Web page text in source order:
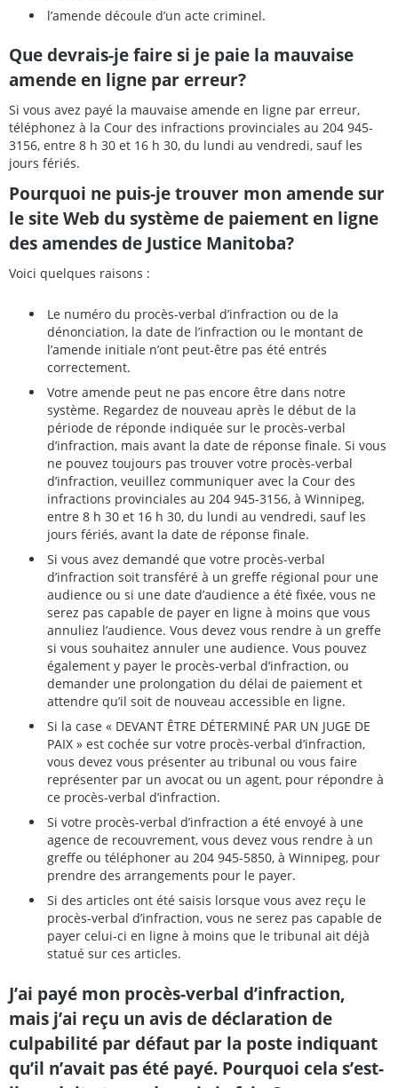
l’amende découle d’un acte criminel.
Que devrais-je faire si je paie la mauvaise
amende en ligne par erreur?
Si vous avez payé la mauvaise amende en ligne par erreur,
téléphonez à la Cour des infractions provinciales au 204 945-
3156, entre 8 h 30 et 16 h 30, du lundi au vendredi, sauf les
jours fériés.
Pourquoi ne puis-je trouver mon amende sur
le site Web du système de paiement en ligne
des amendes de Justice Manitoba?
Voici quelques raisons :
Le numéro du procès-verbal d’infraction ou de la
dénonciation, la date de l’infraction ou le montant de
l’amende initiale n’ont peut-être pas été entrés
correctement.
Votre amende peut ne pas encore être dans notre
système. Regardez de nouveau après le début de la
période de réponde indiquée sur le procès-verbal
d’infraction, mais avant la date de réponse finale. Si vous
ne pouvez toujours pas trouver votre procès-verbal
d’infraction, veuillez communiquer avec la Cour des
infractions provinciales au 204 945-3156, à Winnipeg,
entre 8 h 30 et 16 h 30, du lundi au vendredi, sauf les
jours fériés, avant la date de réponse finale.
Si vous avez demandé que votre procès-verbal
d’infraction soit transféré à un greffe régional pour une
audience ou si une date d’audience a été fixée, vous ne
serez pas capable de payer en ligne à moins que vous
annuliez l’audience. Vous devez vous rendre à un greffe
si vous souhaitez annuler une audience. Vous pouvez
également y payer le procès-verbal d’infraction, ou
demander une prolongation du délai de paiement et
attendre qu’il soit de nouveau accessible en ligne.
Si la case « DEVANT ÊTRE DÉTERMINÉ PAR UN JUGE DE
PAIX » est cochée sur votre procès-verbal d’infraction,
vous devez vous présenter au tribunal ou vous faire
représenter par un avocat ou un agent, pour répondre à
ce procès-verbal d’infraction.
Si votre procès-verbal d’infraction a été envoyé à une
agence de recouvrement, vous devez vous rendre à un
greffe ou téléphoner au 204 945-5850, à Winnipeg, pour
prendre des arrangements pour le payer.
Si des articles ont été saisis lorsque vous avez reçu le
procès-verbal d’infraction, vous ne serez pas capable de
payer celui-ci en ligne à moins que le tribunal ait déjà
statué sur ces articles.
J’ai payé mon procès-verbal d’infraction,
mais j’ai reçu un avis de déclaration de
culpabilité par défaut par la poste indiquant
qu’il n’avait pas été payé. Pourquoi cela s’est-